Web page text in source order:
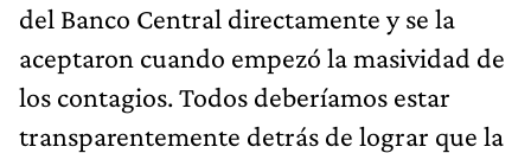
del Banco Central directamente y se la
aceptaron cuando empezó la masividad de
los contagios. Todos deberíamos estar
transparentemente detrás de lograr que la